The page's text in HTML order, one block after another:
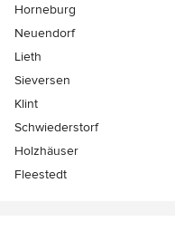
Horneburg
Neuendorf
Lieth
Sieversen
Klint
Schwiederstorf
Holzhäuser
Fleestedt